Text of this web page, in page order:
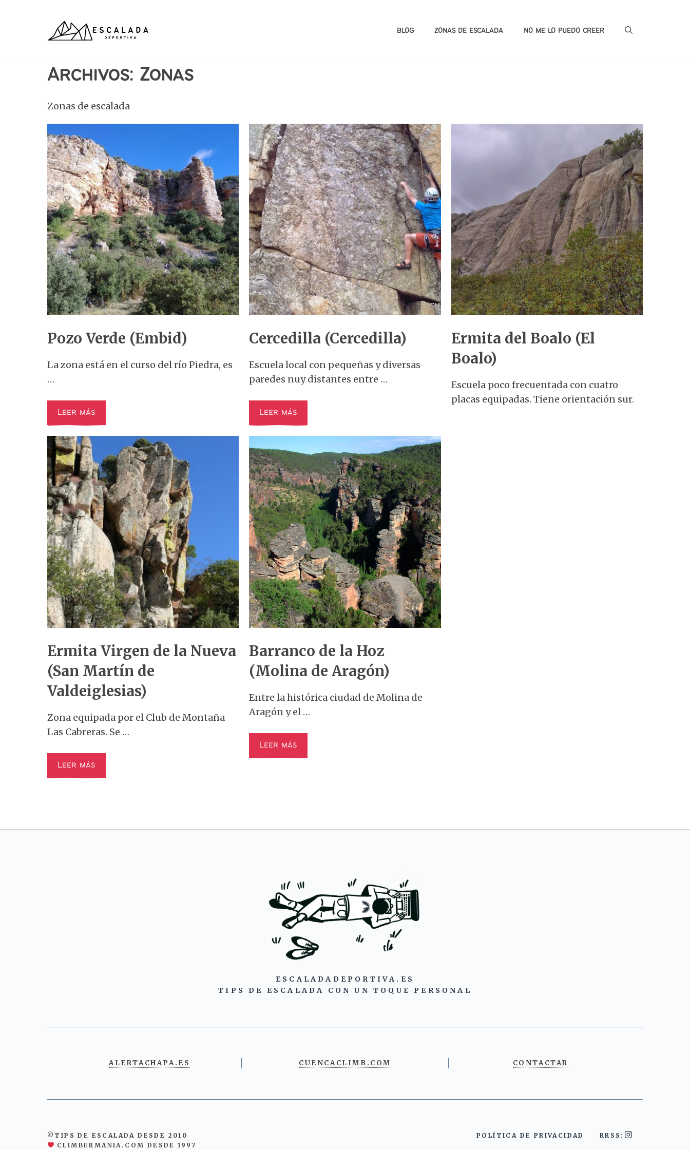
BLOG ZONAS DE ESCALADA NO ME LO PUEDO CREER
Archivos: Zonas
Zonas de escalada
Pozo Verde (Embid)
La zona está en el curso del río Piedra, es
…
Leer más
Cercedilla (Cercedilla)
Escuela local con pequeñas y diversas
paredes nuy distantes entre …
Leer más
Ermita del Boalo (El
Boalo)
Escuela poco frecuentada con cuatro
placas equipadas. Tiene orientación sur.
Ermita Virgen de la Nueva
(San Martín de
Valdeiglesias)
Zona equipada por el Club de Montaña
Las Cabreras. Se …
Leer más
Barranco de la Hoz
(Molina de Aragón)
Entre la histórica ciudad de Molina de
Aragón y el …
Leer más
ESCALADADEPORTIVA.ES
TIPS DE ESCALADA CON UN TOQUE PERSONAL
ALERTACHAPA.ES CUENCACLIMB.COM CONTACTAR
©TIPS DE ESCALADA DESDE 2010
CLIMBERMANIA.COM DESDE 1997
POLÍTICA DE PRIVACIDAD RRSS: